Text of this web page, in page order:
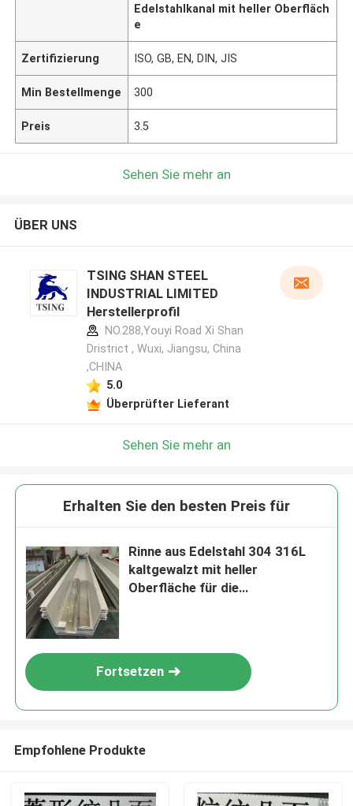
Edelstahlkanal mit heller Oberfläch
e
Zertifizierung ISO, GB, EN, DIN, JIS
Min Bestellmenge 300
Preis 3.5
Sehen Sie mehr an
ÜBER UNS
TSING SHAN STEEL
INDUSTRIAL LIMITED
Herstellerprofil
NO.288,Youyi Road Xi Shan
Dristrict , Wuxi, Jiangsu, China
,CHINA
5.0
Überprüfter Lieferant
Sehen Sie mehr an
Erhalten Sie den besten Preis für
Rinne aus Edelstahl 304 316L
kaltgewalzt mit heller
Oberfläche für die
Fortsetzen
Empfohlene Produkte